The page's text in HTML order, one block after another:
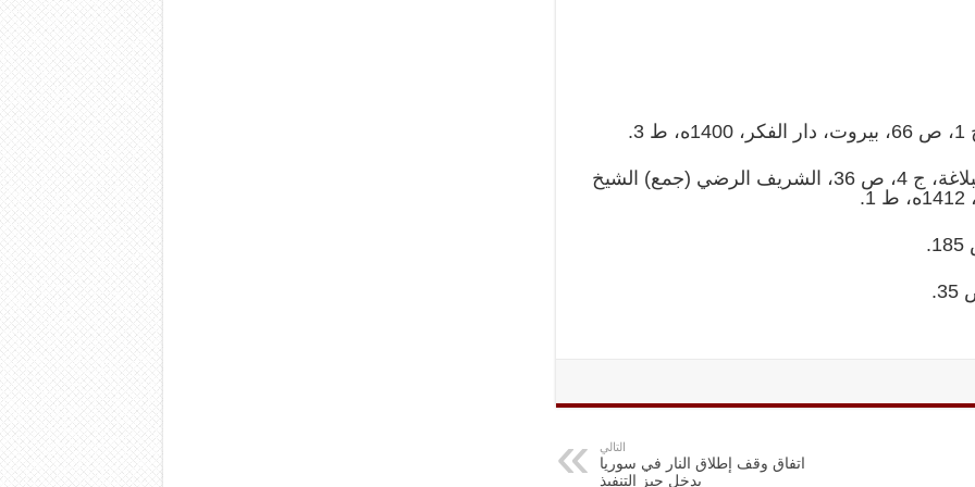
3.
الإمام عليّ بن أبي طالب: نهج البلاغة، ج 4، ص 36، الشريف الرضي (جمع) الشيخ
التالي
اتفاق وقف إطلاق النار في سوريا
يدخل حيز التنفيذ